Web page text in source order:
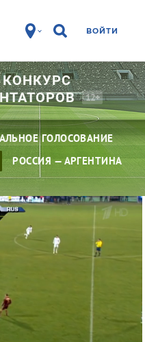
ВОЙТИ
12+
ГОЛОСОВАНИЕ
РОССИЯ — АРГЕНТИНА